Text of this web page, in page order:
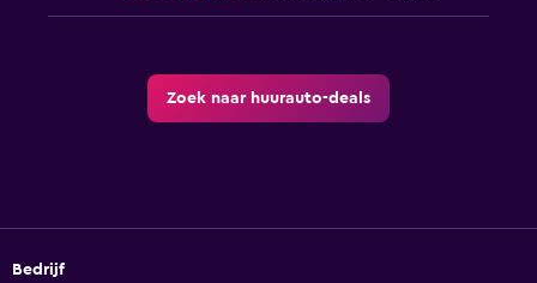
Zoek naar huurauto-deals
Bedrijf